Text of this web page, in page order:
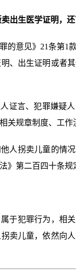
出生医学证明，
的意见》21条第1
、出生证明或者
证言、犯罪嫌疑
关规章制度、工
人拐卖儿童的情
》第二百四十条
于犯罪行为，相
卖儿童，依然向